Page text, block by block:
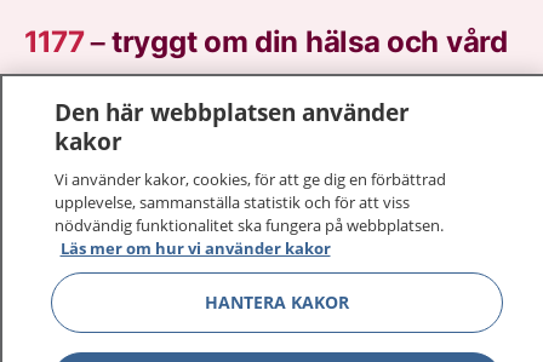
1177–tryggt om din hälsa och vård
På 1177.se får du råd om hälsa och information om
sjukdomar och vilka mottagningar du kan kontakta.
Logga in för att läsa din journal och göra dina
vårdärenden. Ring telefonnummer 1177 för
sjukvårdsrådgivning dygnet runt.
1177 ger dig råd när du vill må bättre.
Den här webbplatsen använder
kakor
Vi använder kakor, cookies, för att ge dig en förbättrad
upplevelse, sammanställa statistik och för att viss
nödvändig funktionalitet ska fungera på webbplatsen.
Läs mer om hur vi använder kakor
HANTERA KAKOR